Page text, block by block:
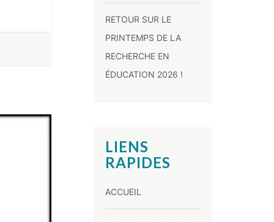
RETOUR SUR LE
PRINTEMPS DE LA
RECHERCHE EN
ÉDUCATION 2026 !
LIENS
RAPIDES
ACCUEIL